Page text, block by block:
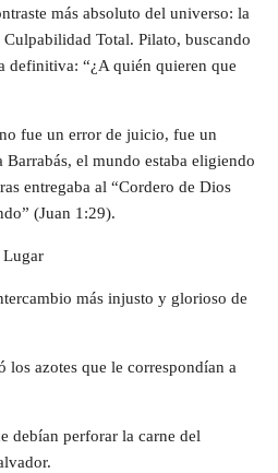
más absoluto del universo: la
Total. Pilato, buscando
definitiva: “¿A quién quieren que
fue un error de juicio, fue un
el mundo estaba eligiendo
entregaba al “Cordero de Dios
(Juan 1:29).
Lugar
más injusto y glorioso de
los azotes que le correspondían a
debían perforar la carne del